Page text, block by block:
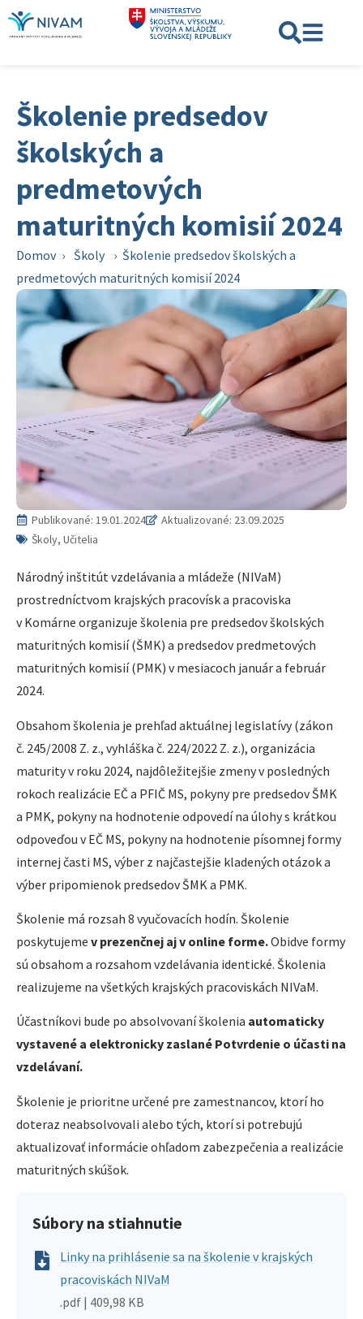
Školenie predsedov
školských a
predmetových
maturitných komisií 2024
Domov › Školy › Školenie predsedov školských a
predmetových maturitných komisií 2024
Publikované: 19.01.2024
Aktualizované: 23.09.2025
Školy, Učitelia
Národný inštitút vzdelávania a mládeže (NIVaM)
prostredníctvom krajských pracovísk a pracoviska
v Komárne organizuje školenia pre predsedov školských
maturitných komisií (ŠMK) a predsedov predmetových
maturitných komisií (PMK) v mesiacoch január a február
2024.
Obsahom školenia je prehľad aktuálnej legislatívy (zákon
č. 245/2008 Z. z., vyhláška č. 224/2022 Z. z.), organizácia
maturity v roku 2024, najdôležitejšie zmeny v posledných
rokoch realizácie EČ a PFIČ MS, pokyny pre predsedov ŠMK
a PMK, pokyny na hodnotenie odpovedí na úlohy s krátkou
odpoveďou v EČ MS, pokyny na hodnotenie písomnej formy
internej časti MS, výber z najčastejšie kladených otázok a
výber pripomienok predsedov ŠMK a PMK.
Školenie má rozsah 8 vyučovacích hodín. Školenie
poskytujeme v prezenčnej aj v online forme.Obidve formy
sú obsahom a rozsahom vzdelávania identické. Školenia
realizujeme na všetkých krajských pracoviskách NIVaM.
Účastníkovi bude po absolvovaní školenia automaticky
vystavené a elektronicky zaslané Potvrdenie o účasti na
vzdelávaní.
Školenie je prioritne určené pre zamestnancov, ktorí ho
doteraz neabsolvovali alebo tých, ktorí si potrebujú
aktualizovať informácie ohľadom zabezpečenia a realizácie
maturitných skúšok.
Súbory na stiahnutie
Linky na prihlásenie sa na školenie v krajských
pracoviskách NIVaM
.pdf | 409,98 KB